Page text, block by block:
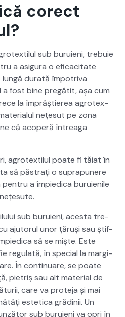
corect
sub buruieni, tre­buie
a asigu­ra o efi­cac­i­tate
durată împotri­va
a fost bine pregătit, așa cum
la împrăștierea agro­tex­
nețe­sut pe zona
că acop­eră întrea­ga
agro­tex­tilul poate fi tăi­at în
să păs­trați o supra­punere
a împied­i­ca buruie­nile
sub buruieni, aces­ta tre­
aju­torul unor țăruși sau știf­
să se miște. Este
reg­u­lată, în spe­cial la mar­gi­
În con­tin­uare, se poate
pietriș sau alt mate­r­i­al de
care va pro­te­ja și mai
estet­i­ca gră­dinii. Un
sub buruieni va opri în